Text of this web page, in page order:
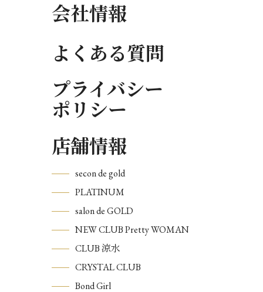
会社情報
よくある質問
プライバシー
ポリシー
店舗情報
secon de gold
PLATINUM
salon de GOLD
NEW CLUB Pretty WOMAN
CLUB 涼水
CRYSTAL CLUB
Bond Girl